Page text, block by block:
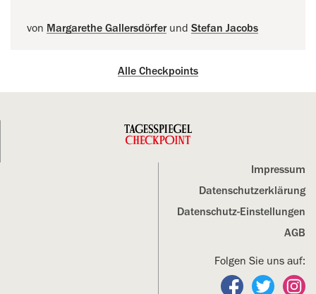
von Margarethe Gallersdörfer und Stefan Jacobs
Alle Checkpoints
Impressum
Datenschutz­erklärung
Datenschutz-Einstellungen
AGB
Folgen Sie uns auf:
Folgen Sie